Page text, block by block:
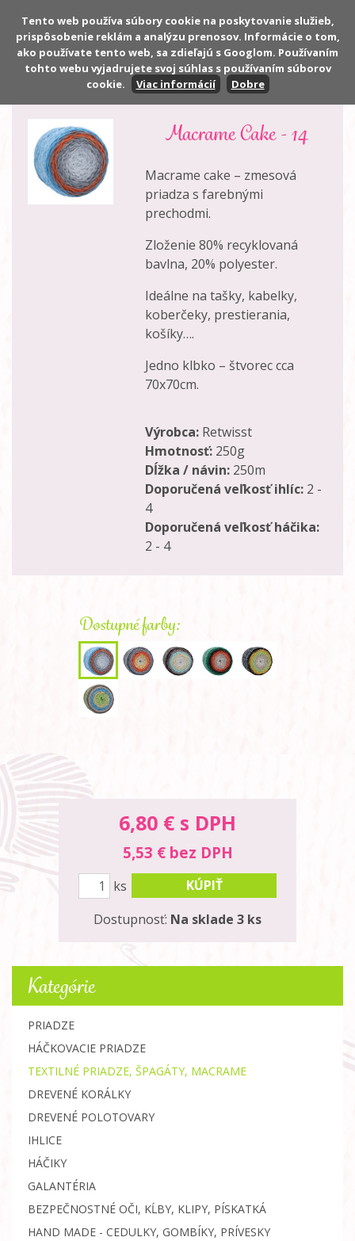
Počet:0 ks
Cena: 0,00 €
Macrame Cake - 14
Macrame cake – zmesová
priadza s farebnými
prechodmi.
Zloženie 80% recyklovaná
bavlna, 20% polyester.
Ideálne na tašky, kabelky,
koberčeky, prestierania,
košíky….
Jedno klbko – štvorec cca
70x70cm.
Výrobca: Retwisst
Hmotnosť: 250g
Dĺžka / návin: 250m
Doporučená veľkosť ihlíc: 2 -
4
Doporučená veľkosť háčika:
2 - 4
Dostupné farby:
6,80 € s DPH
5,53 € bez DPH
ks
KÚPIŤ
Dostupnosť: Na sklade 3 ks
Kategórie
PRIADZE
HÁČKOVACIE PRIADZE
TEXTILNÉ PRIADZE, ŠPAGÁTY, MACRAME
DREVENÉ KORÁLKY
DREVENÉ POLOTOVARY
IHLICE
HÁČIKY
GALANTÉRIA
BEZPEČNOSTNÉ OČI, KĹBY, KLIPY, PÍSKATKÁ
HAND MADE - CEDULKY, GOMBÍKY, PRÍVESKY
Tento web používa súbory cookie na poskytovanie služieb,
prispôsobenie reklám a analýzu prenosov. Informácie o tom,
ako používate tento web, sa zdieľajú s Googlom. Používaním
tohto webu vyjadrujete svoj súhlas s používaním súborov
cookie.
Viac informácií Dobre